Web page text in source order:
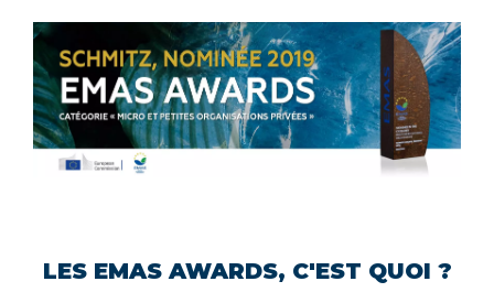
LES EMAS AWARDS, C'EST QUOI ?